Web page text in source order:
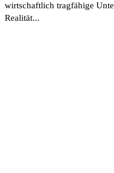
wirtschaftlich tragfähige
Realität...